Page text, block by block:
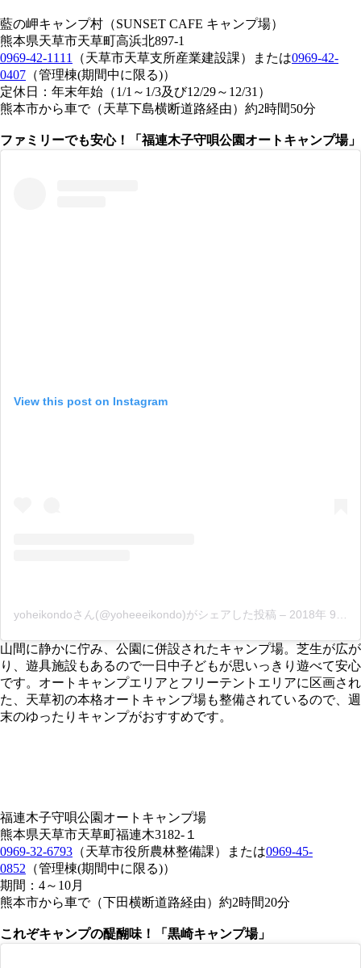
藍の岬キャンプ村（SUNSET CAFE キャンプ場）
熊本県天草市天草町高浜北897-1
0969-42-1111
（天草市天草支所産業建設課） または0969-42-
0407 （管理棟(期間中に限る)）
定休日：年末年始（1/1～1/3及び12/29～12/31）
熊本市から車で（天草下島横断道路経由） 約2時間50分
ファミリーでも安心！「福連木子守唄公園オートキャンプ場」
View this post on Instagram
yoheikondoさん(@yoheeeikondo)がシェアした投稿 – 2018年 9月月22日午前8時07分PDT
山間に静かに佇み、公園に併設されたキャンプ場。芝生が広が
り、遊具施設もあるので一日中子どもが思いっきり遊べて安心
です。オートキャンプエリアとフリーテントエリアに区画され
た、天草初の本格オートキャンプ場も整備されているので、週
末のゆったりキャンプがおすすめです。
福連木子守唄公園オートキャンプ場
熊本県天草市天草町福連木3182-１
0969-32-6793 （天草市役所農林整備課） または0969-45-
0852 （管理棟(期間中に限る)）
期間：4～10月
熊本市から車で（下田横断道路経由） 約2時間20分
これぞキャンプの醍醐味！「黒崎キャンプ場」